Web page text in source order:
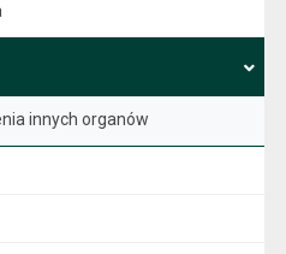
innych organów